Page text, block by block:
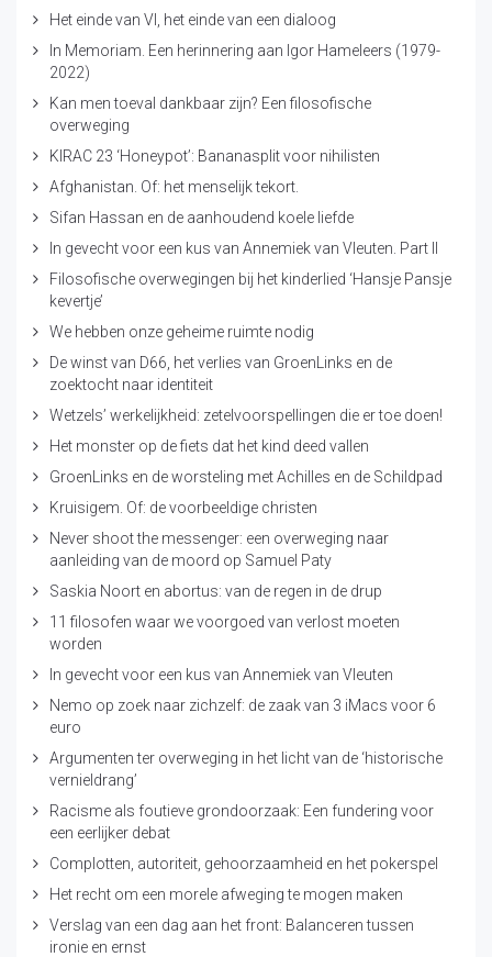
Het einde van VI, het einde van een dialoog
In Memoriam. Een herinnering aan Igor Hameleers (1979-
2022)
Kan men toeval dankbaar zijn? Een filosofische
overweging
KIRAC 23 ‘Honeypot’: Bananasplit voor nihilisten
Afghanistan. Of: het menselijk tekort.
Sifan Hassan en de aanhoudend koele liefde
In gevecht voor een kus van Annemiek van Vleuten. Part II
Filosofische overwegingen bij het kinderlied ‘Hansje Pansje
kevertje’
We hebben onze geheime ruimte nodig
De winst van D66, het verlies van GroenLinks en de
zoektocht naar identiteit
Wetzels’ werkelijkheid: zetelvoorspellingen die er toe doen!
Het monster op de fiets dat het kind deed vallen
GroenLinks en de worsteling met Achilles en de Schildpad
Kruisigem. Of: de voorbeeldige christen
Never shoot the messenger: een overweging naar
aanleiding van de moord op Samuel Paty
Saskia Noort en abortus: van de regen in de drup
11 filosofen waar we voorgoed van verlost moeten
worden
In gevecht voor een kus van Annemiek van Vleuten
Nemo op zoek naar zichzelf: de zaak van 3 iMacs voor 6
euro
Argumenten ter overweging in het licht van de ‘historische
vernieldrang’
Racisme als foutieve grondoorzaak: Een fundering voor
een eerlijker debat
Complotten, autoriteit, gehoorzaamheid en het pokerspel
Het recht om een morele afweging te mogen maken
Verslag van een dag aan het front: Balanceren tussen
ironie en ernst